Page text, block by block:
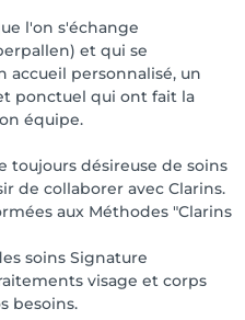
l'on s'échange
et qui se
personnalisé, un
ponctuel qui ont fait la
équipe.
toujours désireuse de soins
de collaborer avec Clarins.
aux Méthodes "Clarins
soins Signature
visage et corps
besoins.